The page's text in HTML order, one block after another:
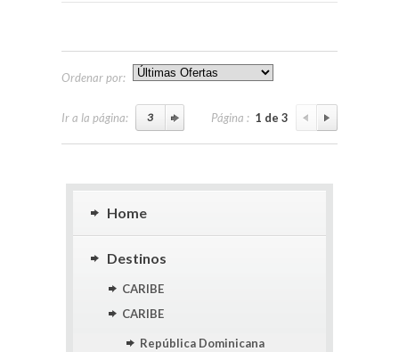
Ordenar por:
Ir a la página: Página : 1 de 3
Home
Destinos
CARIBE
CARIBE
República Dominicana